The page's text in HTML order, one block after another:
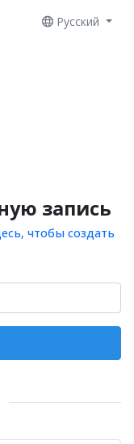
Русский
запись
чтобы создать